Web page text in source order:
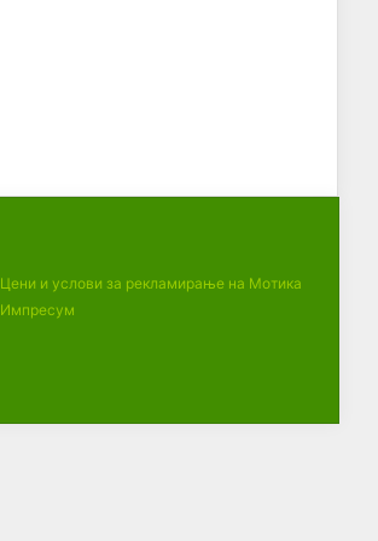
Цени и услови за рекламирање на Мотика
Импресум